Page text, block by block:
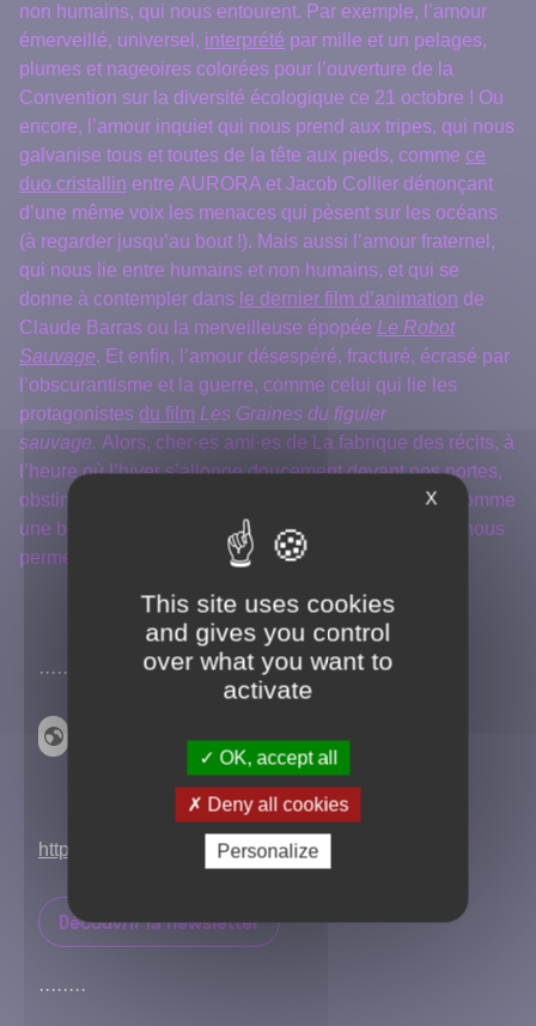
non humains, qui nous entourent. Par exemple, l’amour
émerveillé, universel, interprété par mille et un pelages,
plumes et nageoires colorées pour l’ouverture de la
Convention sur la diversité écologique ce 21 octobre ! Ou
encore, l’amour inquiet qui nous prend aux tripes, qui nous
galvanise tous et toutes de la tête aux pieds, comme ce
duo cristallin entre AURORA et Jacob Collier dénonçant
d’une même voix les menaces qui pèsent sur les océans
(à regarder jusqu’au bout !). Mais aussi l’amour fraternel,
qui nous lie entre humains et non humains, et qui se
donne à contempler dans le dernier film d’animation de
Claude Barras ou la merveilleuse épopée Le Robot
Sauvage. Et enfin, l’amour désespéré, fracturé, écrasé par
l’obscurantisme et la guerre, comme celui qui lie les
protagonistes du film Les Graines du figuier
sauvage. Alors, cher·es ami·es de La fabrique des récits, à
l’heure où l’hiver s’allonge doucement devant nos portes,
obstinons-nous avec espoir à suivre cet amour qui, comme
une boussole, nous guidera dans le ciel des nuits et nous
permettra, qui sait, de trouver notre étoile !
Lire la newsletter
d’octobre 2024
https://mailchi.mp/178be87cb353/nl-fdr-02-684566
Découvrir la newsletter
X
This site uses cookies
and gives you control
over what you want to
activate
OK, accept all
Deny all cookies
Personalize